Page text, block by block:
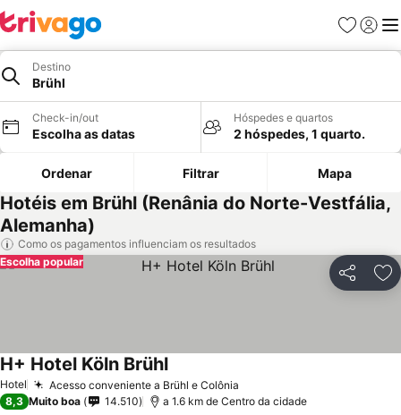
Favoritos
Iniciar
Destino
Brühl
Check-in/out
Escolha as datas
Hóspedes e quartos
2 hóspedes, 1 quarto.
Ordenar Filtrar Mapa
Hotéis em Brühl (Renânia do Norte-Vestfália,
Alemanha)
Como os pagamentos influenciam os resultados
Partilhar
Escolha popular
Hotel Acesso conveniente a Brühl e Colônia
H+ Hotel Köln Brühl
8,3 Muito boa 14.510 a 1.6 km de Centro da cidade